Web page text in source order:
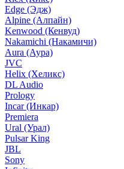
Edge (Эдж)
Alpine (Алпайн)
Kenwood (Кенвуд)
Nakamichi (Накамичи)
Aura (Аура)
JVC
Helix (Хеликс)
DL Audio
Prology
Incar (Инкар)
Premiera
Ural (Урал)
Pulsar King
JBL
Sony